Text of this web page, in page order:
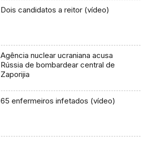
Dois candidatos a reitor (vídeo)
Agência nuclear ucraniana acusa
Rússia de bombardear central de
Zaporijia
65 enfermeiros infetados (vídeo)